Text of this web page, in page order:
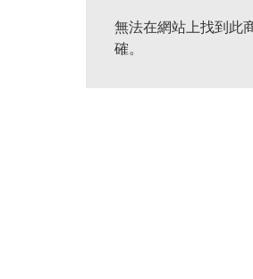
無法在網站上找到此
確。